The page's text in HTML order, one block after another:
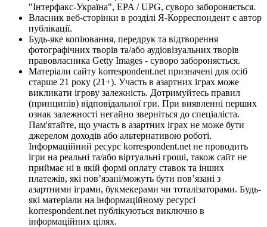
"Інтерфакс-Україна", EPA / UPG, суворо забороняється.
Власник веб-сторінки в розділі Я-Корреспондент є автор
публікації.
Будь-яке копіювання, передрук та відтворення
фотографічних творів та/або аудіовізуальних творів
правовласника Getty Images - суворо забороняється.
Матеріали сайту korrespondent.net призначені для осіб
старше 21 року (21+). Участь в азартних іграх може
викликати ігрову залежність. Дотримуйтесь правил
(принципів) відповідальної гри. При виявленні перших
ознак залежності негайно зверніться до спеціаліста.
Пам'ятайте, що участь в азартних іграх не може бути
джерелом доходів або альтернативою роботі.
Інформаційний ресурс korrespondent.net не проводить
ігри на реальні та/або віртуальні гроші, також сайт не
приймає ні в якій формі оплату ставок та інших
платежів, які пов’язані/можуть бути пов’язані з
азартними іграми, букмекерами чи тоталізаторами. Будь-
які матеріали на інформаційному ресурсі
korrespondent.net публікуються виключно в
інформаційних цілях.